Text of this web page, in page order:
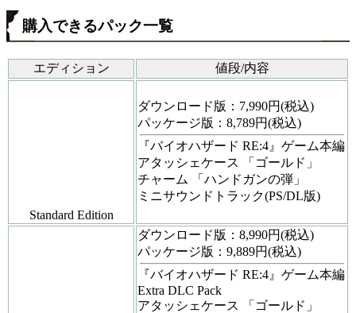
購入できるパック一覧
エディション 値段/内容
Standard Edition
ダウンロード版：7,990円(税込)
パッケージ版：8,789円(税込)
『バイオハザード RE:4』ゲーム本編
アタッシェケース 「ゴールド」
チャーム 「ハンドガンの弾」
ミニサウンドトラック(PS/DL版)
ダウンロード版：8,990円(税込)
パッケージ版：9,889円(税込)
『バイオハザード RE:4』ゲーム本編
Extra DLC Pack
アタッシェケース 「ゴールド」